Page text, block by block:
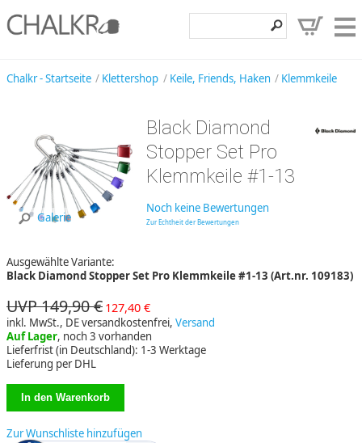
Klettershop
Entdecken
Angebote
Hilfe, Kontakt
Chalkr - Startseite Klettershop Keile, Friends, Haken Klemmkeile
Galerie
Black Diamond
Stopper Set Pro
Klemmkeile #1-13
Noch keine Bewertungen
Zur Echtheit der Bewertungen
Ausgewählte Variante:
Black Diamond Stopper Set Pro Klemmkeile #1-13 (Art.nr. 109183)
UVP 149,90 € 127,40 €
inkl. MwSt., DE versandkostenfrei, Versand
Auf Lager, noch 3 vorhanden
Lieferfrist (in Deutschland): 1-3 Werktage
Lieferung per DHL
Zur Wunschliste hinzufügen